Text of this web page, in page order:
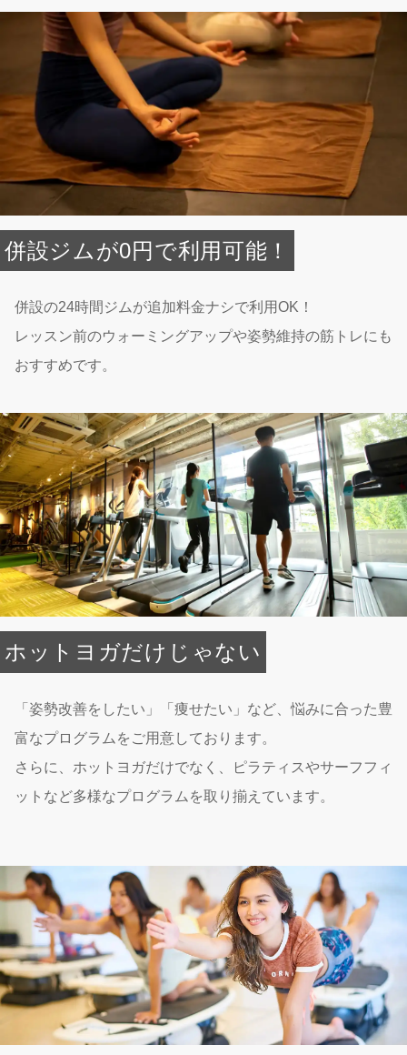
併設ジムが0円で利用可能！
併設の24時間ジムが追加料金ナシで利用OK！
レッスン前のウォーミングアップや姿勢維持の筋トレにも
おすすめです。
ホットヨガだけじゃない
「姿勢改善をしたい」「痩せたい」など、悩みに合った豊
富なプログラムをご用意しております。
さらに、ホットヨガだけでなく、ピラティスやサーフフィ
ットなど多様なプログラムを取り揃えています。